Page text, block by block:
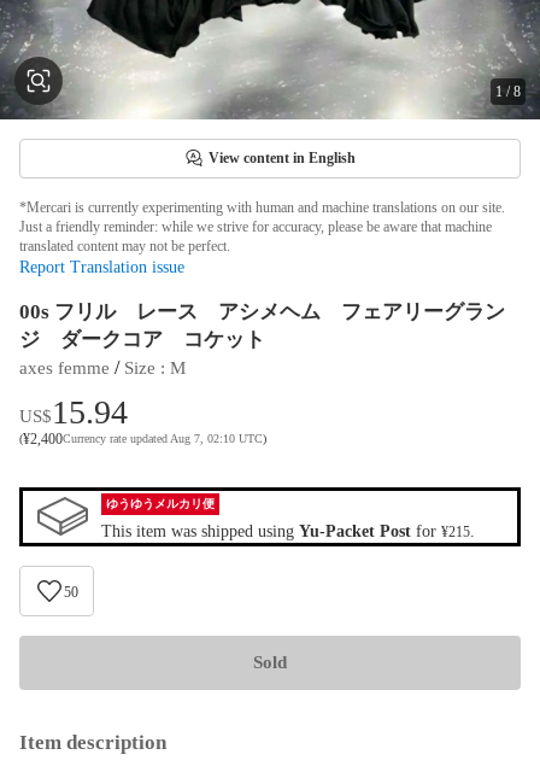
1 /8
View content in English
*Mercari is currently experimenting with human and machine translations on our site.
Just a friendly reminder: while we strive for accuracy, please be aware that machine
translated content may not be perfect.
Report Translation issue
00s フリル レース アシメヘム フェアリーグラン
ジ ダークコア コケット
axes femme / Size : M
US$15.94
(¥2,400Currency rate updated Aug 7, 02:10 UTC)
ゆうゆうメルカリ便
This item was shipped using Yu-Packet Post for ¥215
50
Sold
Item description